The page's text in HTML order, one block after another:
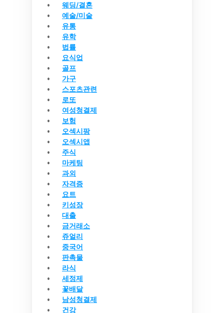
웨딩/결혼
예술/미술
유통
유학
법률
요식업
골프
가구
스포츠관련
로또
여성청결제
보험
오섹시팡
오섹시앱
주식
마케팅
과외
자격증
요트
키성장
대출
금거래소
쥬얼리
중국어
판촉물
라식
세정제
꽃배달
남성청결제
건강